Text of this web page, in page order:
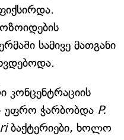
სამივე მათგანი
კონცენტრაციის
უფრო ჭარბობდა P.
ბაქტერიები, ხოლო